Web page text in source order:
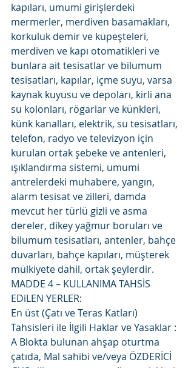
kapıları, umumi girişlerdeki
mermerler, merdiven basamakları,
korkuluk demir ve küpeşteleri,
merdiven ve kapı otomatikleri ve
bunlara ait tesisatlar ve bilumum
tesisatları, kapılar, içme suyu, varsa
kaynak kuyusu ve depoları, kirli ana
su kolonları, rögarlar ve künkleri,
künk kanalları, elektrik, su tesisatları,
telefon, radyo ve televizyon için
kurulan ortak şebeke ve antenleri,
ışıklandırma sistemi, umumi
antrelerdeki muhabere, yangın,
alarm tesisat ve zilleri, damda
mevcut her türlü gizli ve asma
dereler, dikey yağmur boruları ve
bilumum tesisatları, antenler, bahçe
duvarları, bahçe kapıları, müşterek
mülkiyete dahil, ortak şeylerdir.
MADDE 4 – KULLANIMA TAHSİS
EDiLEN YERLER:
En üst (Çatı ve Teras Katları)
Tahsisleri ile İlgili Haklar ve Yasaklar :
A Blokta bulunan ahşap oturtma
çatıda, Mal sahibi ve/veya ÖZDERİCİ